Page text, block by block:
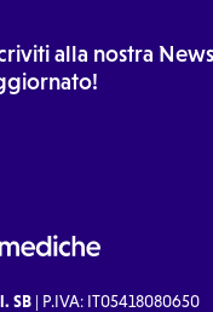
alla nostra
SB | P.IVA: IT05418080650